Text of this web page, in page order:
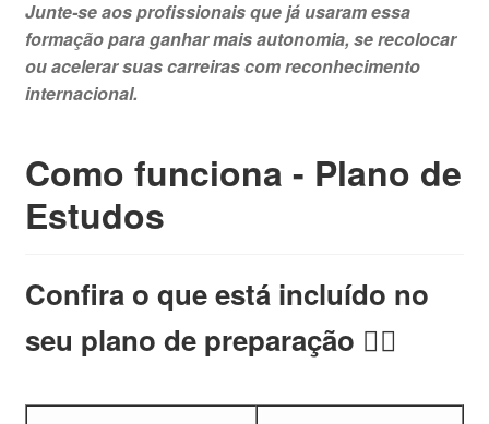
Junte-se aos profissionais que já usaram essa
formação para ganhar mais autonomia, se recolocar
ou acelerar suas carreiras com reconhecimento
internacional.
Como funciona - Plano de
Estudos
Confira o que está incluído no
seu plano de preparação 👇🏻